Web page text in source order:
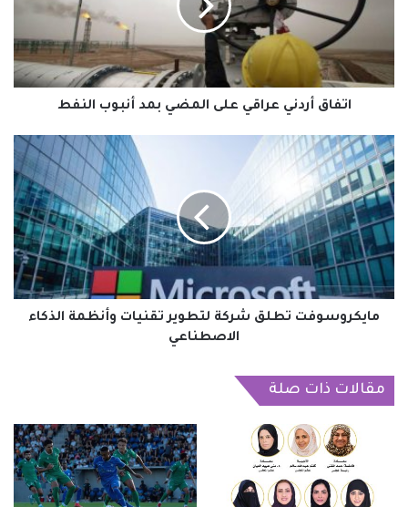
المضي
النفط
اتفاق أردني عراقي على المضي بمد أنبوب النفط
مايكروسوفت
تطلق
شركة
لتطوير
تقنيات
وأنظمة
الذكاء
الاصطناعي
مايكروسوفت تطلق شركة لتطوير تقنيات وأنظمة الذكاء
الاصطناعي
مقالات ذات صلة